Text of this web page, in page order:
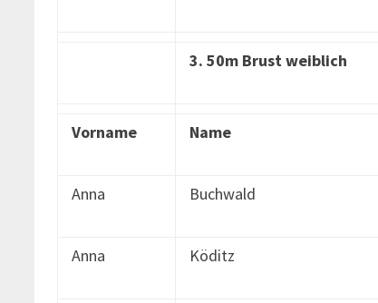
3. 50m Brust weiblich
Vorname Name
Anna Buchwald
Anna Köditz